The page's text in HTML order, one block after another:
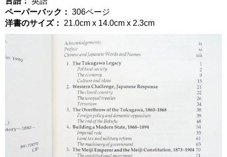
ペーパーバック： 306ページ
洋書のサイズ：
21.0cm x 14.0cm x 2.3cm